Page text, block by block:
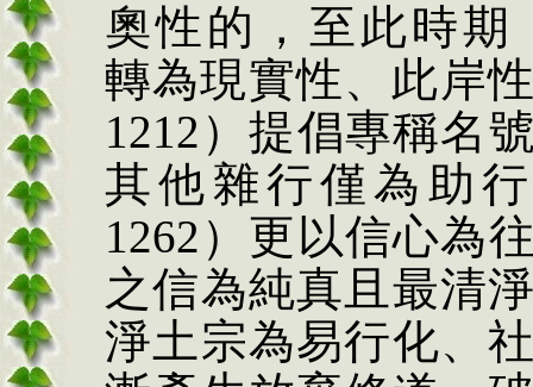
奧性的，至此時期
轉為現實性、此岸
1212 ）提倡專稱名
其他雜行僅為助
1262 ）更以信心為
之信為純真且 最清
淨土宗為易行化、